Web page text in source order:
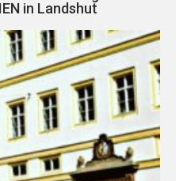
in Landshut